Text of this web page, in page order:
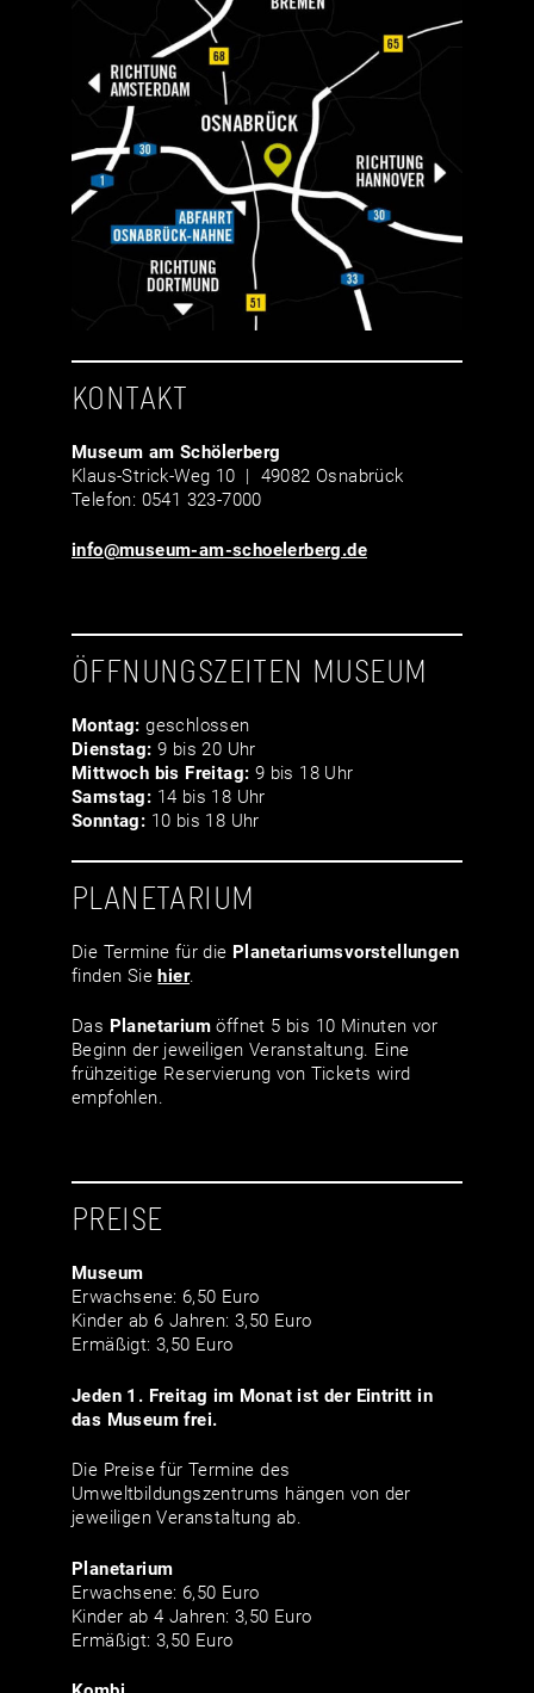
KONTAKT
Museum am Schölerberg
Klaus-Strick-Weg 10 | 49082 Osnabrück
Telefon: 0541 323-7000
info@museum-am-schoelerberg.de
ÖFFNUNGSZEITEN MUSEUM
Montag: geschlossen
Dienstag: 9 bis 20 Uhr
Mittwoch bis Freitag: 9 bis 18 Uhr
Samstag: 14 bis 18 Uhr
Sonntag: 10 bis 18 Uhr
PLANETARIUM
Die Termine für die Planetariumsvor­stellungen
finden Siehier.
Das Planetarium öffnet 5 bis 10 Minuten vor
Beginn der jeweiligen Veranstaltung. Eine
frühzeitige Reservierung von Tickets wird
empfohlen.
PREISE
Museum
Erwachsene: 6,50 Euro
Kinder ab 6 Jahren: 3,50 Euro
Ermäßigt: 3,50 Euro
Jeden 1. Freitag im Monat ist der Eintritt in
das Museum frei.
Die Preise für Termine des
Umweltbildungszentrums hängen von der
jeweiligen Veranstaltung ab.
Planetarium
Erwachsene: 6,50 Euro
Kinder ab 4 Jahren: 3,50 Euro
Ermäßigt: 3,50 Euro